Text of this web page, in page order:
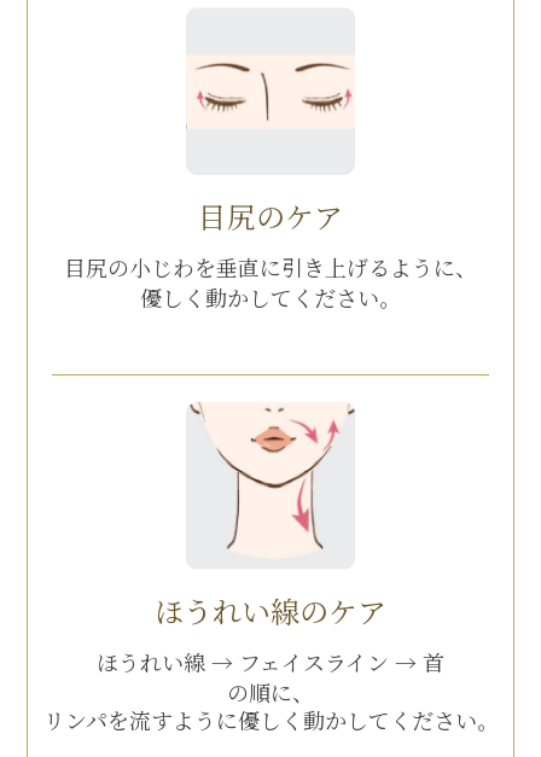
目尻のケア
目尻の小じわを垂直に引き上げるように、
優しく動かしてください。
ほうれい線のケア
ほうれい線 → フェイスライン → 首
の順に、
リンパを流すように優しく動かしてください。